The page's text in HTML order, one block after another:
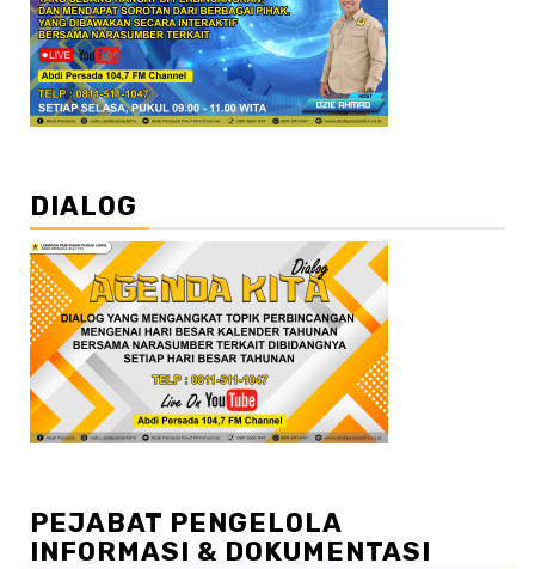
DIALOG
PEJABAT PENGELOLA
INFORMASI & DOKUMENTASI